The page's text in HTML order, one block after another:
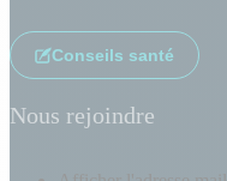
Conseils santé
Nous rejoindre